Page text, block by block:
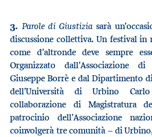
3. Parole di Giustizia sarà
discussione collettiva. Un festival in
come d’altronde deve sempre
Organizzato dall’Associazione
Giuseppe Borrè e dal Dipartimento
dell’Università di Urbino
collaborazione di Magistratura
patrocinio dell’Associazione
coinvolgerà tre comunità – di